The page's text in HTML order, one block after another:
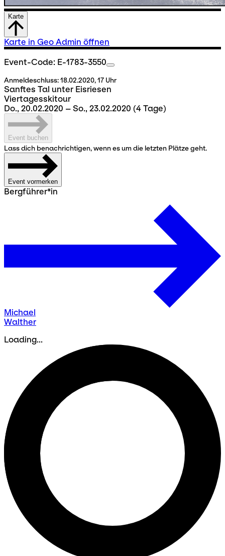
Karte
Karte in Geo Admin öffnen
Event-Code: E-1783-3550
Anmeldeschluss:18.02.2020, 17 Uhr
Sanftes Tal unter Eisriesen
Viertagesskitour
Do., 20.02.2020 – So., 23.02.2020 (4 Tage)
Event buchen
Lass dich benachrichtigen, wenn es um die letzten Plätze geht.
Event vormerken
Bergführer*in
Michael
Walther
Loading...